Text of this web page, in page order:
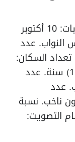
نوع الانتخابات: برلمانية. تاريخ الانتخابات: 10 أكتوبر
النواب. عدد
(329) مقعداً. تعداد السكان:
(40) مليون نسمة. سن التصويت: (18) سنة. عدد
ناخب. عدد
(9,6) مليون ناخب. نسبة
(43%). نظام التصويت: